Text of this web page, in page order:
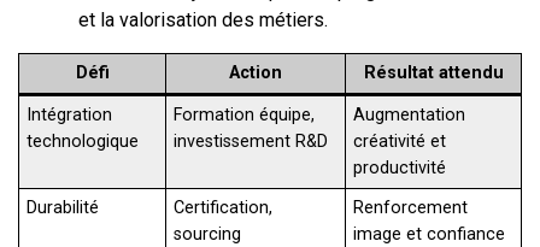
et la valorisation des métiers.
Défi Action Résultat attendu
Intégration
technologique
Formation équipe,
investissement R&D
Augmentation
créativité et
productivité
Durabilité
Certification,
sourcing
Renforcement
image et confiance